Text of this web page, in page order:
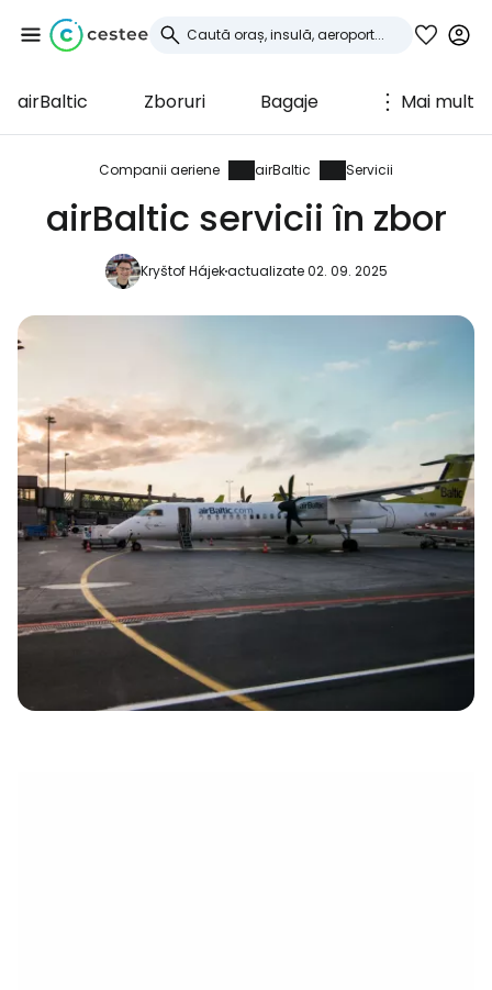
airBaltic Zboruri Bagaje Mai mult
Companii aeriene airBaltic Servicii
airBaltic servicii în zbor
Kryštof Hájekactualizate 02. 09. 2025
Conectați-vă la
Cestee
... comunitatea mondială a călătorilor
Continuați cu e-mailul